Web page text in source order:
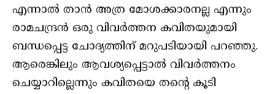
എന്നാൽ താൻ അത്ര മോശക്കാരനല്ല എന്നും
രാമചന്ദ്രൻ ഒരു വിവർത്തന കവിതയുമായി
ബന്ധപ്പെട്ട ചോദ്യത്തിന് മറുപടിയായി പറഞ്ഞു.
ആരെങ്കിലും ആവശ്യപ്പെട്ടാൽ വിവർത്തനം
ചെയ്യാറില്ലെന്നും കവിതയെ തന്‍റെ കൂടി